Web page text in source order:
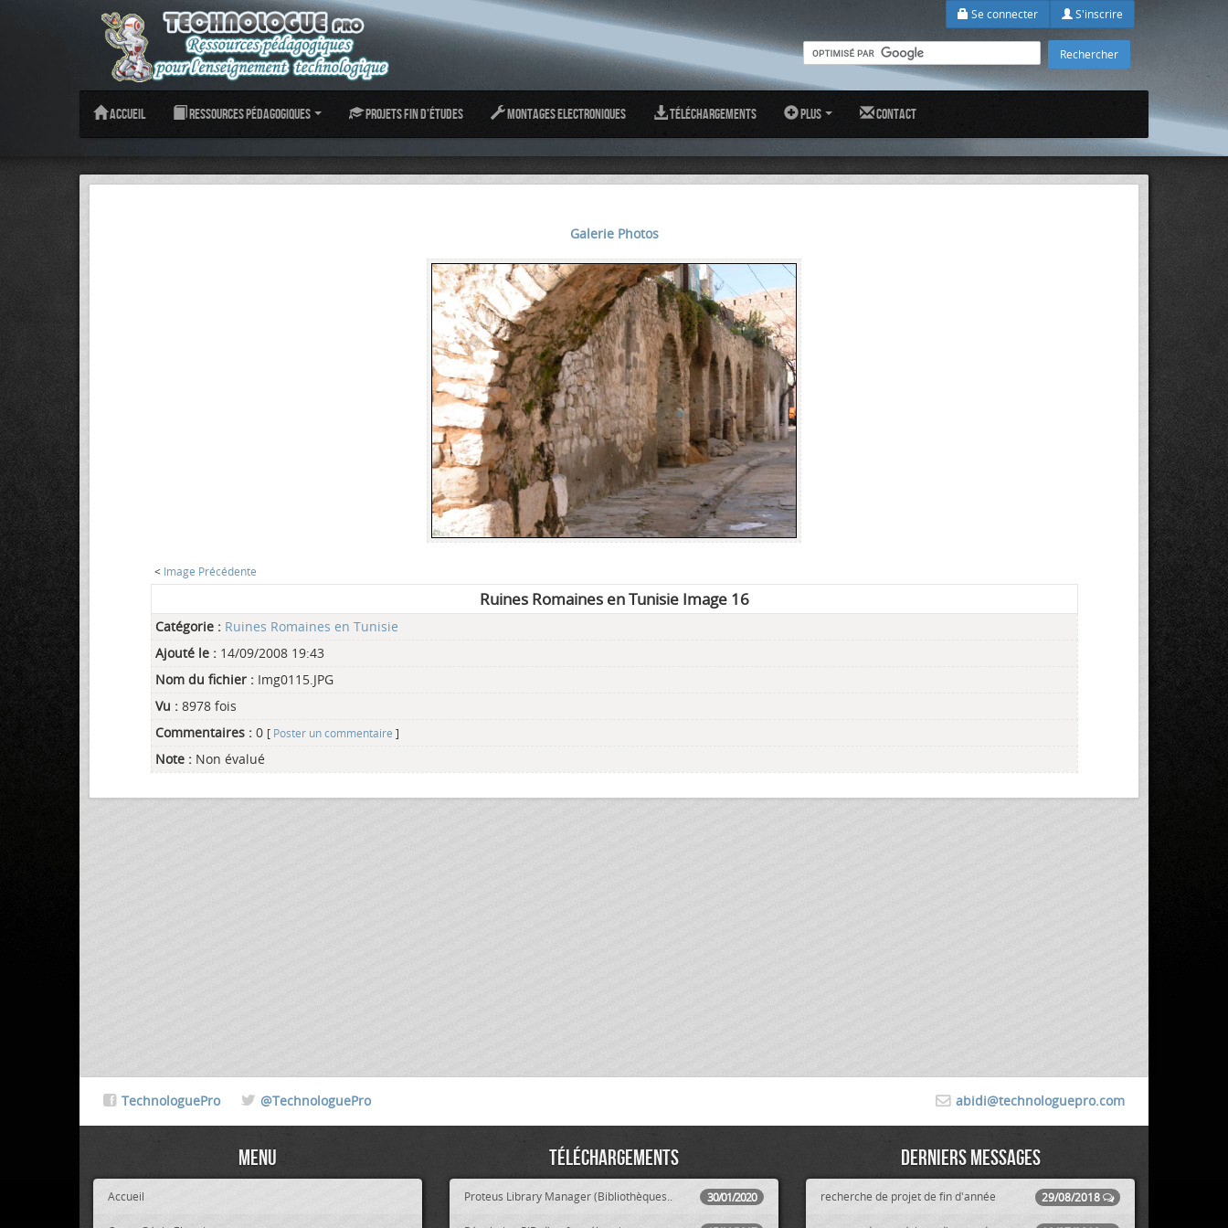
Se connecter S'inscrire
Accueil Ressources pédagogiques Projets fin d'études Montages Electroniques Téléchargements Plus Contact
Galerie Photos
< Image Précédente
Ruines Romaines en Tunisie Image 16
Catégorie : Ruines Romaines en Tunisie
Ajouté le :14/09/2008 19:43
Nom du fichier :Img0115.JPG
Vu :8978 fois
Commentaires :0 [ Poster un commentaire ]
Note :Non évalué
abidi@technologuepro.com
TechnologuePro @TechnologuePro
Menu
Accueil
Téléchargements
30/01/2020
Proteus Library Manager (Bibliothèques..
Derniers messages
29/08/2018
recherche de projet de fin d'année